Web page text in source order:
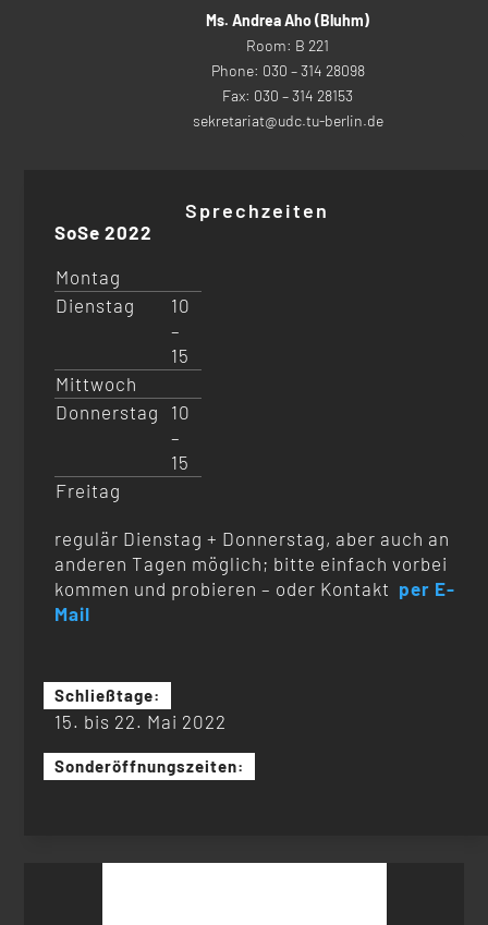
Ms. Andrea Aho (Bluhm)
Room: B 221
Phone: 030 – 314 28098
Fax: 030 – 314 28153
sekretariat@udc.tu-berlin.de
Sprechzeiten
SoSe 2022
Montag
Dienstag
10
–
15
Mittwoch
Donnerstag
10
–
15
Freitag
regulär Dienstag + Donnerstag, aber auch an
anderen Tagen möglich; bitte einfach vorbei
kommen und probieren – oder Kontakt per E-
Mail
Schließtage:
15. bis 22. Mai 2022
Sonderöffnungszeiten: